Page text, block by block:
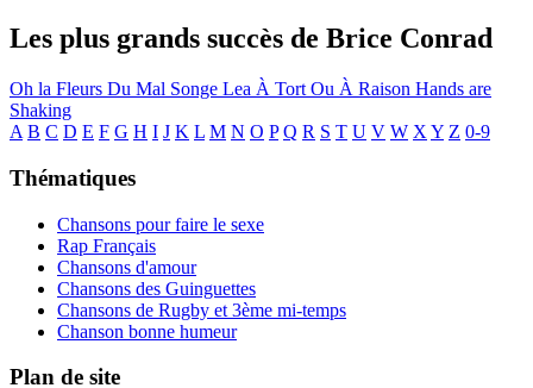
Les plus grands succès de Brice Conrad
Oh la Fleurs Du Mal Songe Lea À Tort Ou À Raison Hands are
Shaking
A B C D E F G H I J K L M N O P Q R S T U V W X Y Z 0-9
Thématiques
Chansons pour faire le sexe
Rap Français
Chansons d'amour
Chansons des Guinguettes
Chansons de Rugby et 3ème mi-temps
Chanson bonne humeur
Plan de site